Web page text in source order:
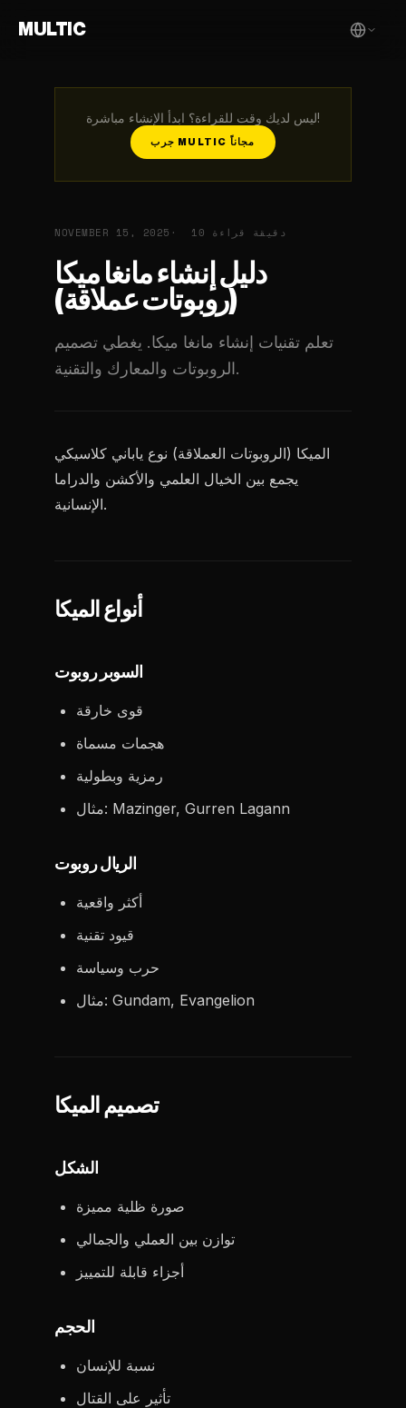
MULTIC
ليس لديك وقت للقراءة؟ ابدأ الإنشاء مباشرة!
جرب MULTIC مجاناً
NOVEMBER 15, 2025 10 دقيقة قراءة
دليل إنشاء مانغا ميكا
(روبوتات عملاقة)
تعلم تقنيات إنشاء مانغا ميكا. يغطي تصميم
الروبوتات والمعارك والتقنية.
الميكا (الروبوتات العملاقة) نوع ياباني كلاسيكي
يجمع بين الخيال العلمي والأكشن والدراما
الإنسانية.
أنواع الميكا
السوبر روبوت
قوى خارقة
هجمات مسماة
رمزية وبطولية
مثال: Mazinger, Gurren Lagann
الريال روبوت
أكثر واقعية
قيود تقنية
حرب وسياسة
مثال: Gundam, Evangelion
تصميم الميكا
الشكل
صورة ظلية مميزة
توازن بين العملي والجمالي
أجزاء قابلة للتمييز
الحجم
نسبة للإنسان
تأثير على القتال